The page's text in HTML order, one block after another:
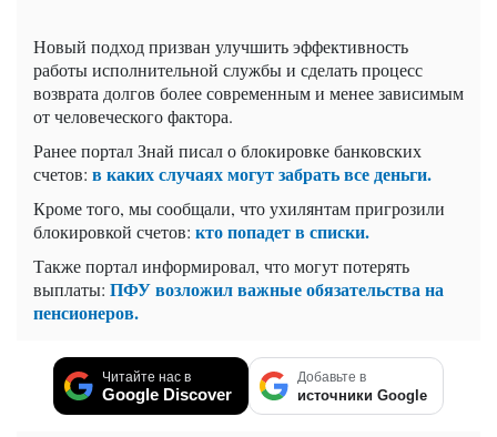
Новый подход призван улучшить эффективность
работы исполнительной службы и сделать процесс
возврата долгов более современным и менее зависимым
от человеческого фактора.
Ранее портал Знай писал о блокировке банковских
счетов: в каких случаях могут забрать все деньги.
Кроме того, мы сообщали, что ухилянтам пригрозили
блокировкой счетов: кто попадет в списки.
Также портал информировал, что могут потерять
выплаты: ПФУ возложил важные обязательства на
пенсионеров.
Читайте нас в
Google Discover
Добавьте в
источники Google